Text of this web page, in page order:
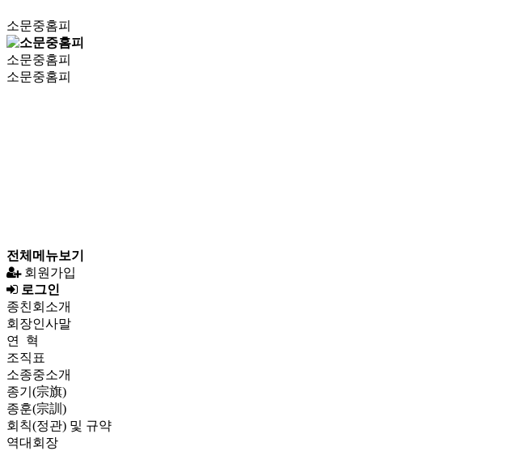
소문중홈피
소문중홈피
소문중홈피
전체메뉴보기
회원가입
로그인
종친회소개
회장인사말
연 혁
조직표
소종중소개
종기(宗旗)
종훈(宗訓)
회칙(정관) 및 규약
역대회장